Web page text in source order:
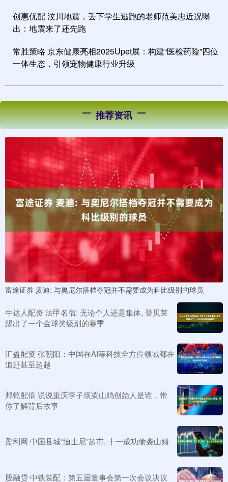
创惠优配 汶川地震，丢下学生逃跑的老师范美忠近况曝
出：地震来了还先跑
常胜策略 京东健康亮相2025Upet展：构建“医检药险”四位
一体生态，引领宠物健康行业升级
推荐资讯
富途证券 麦迪: 与奥尼尔搭档夺冠并不需要成为科比级别的球员
牛达人配资 法甲名宿: 无论个人还是集体, 登贝莱
踢出了一个金球奖级别的赛季
汇盈配资 张朝阳：中国在AI等科技全方位领域都在
追赶甚至超越
邦乾配倍 说说重庆李子坝梁山鸡创始人是谁，带
你了解背后故事
盈利网 中国县城“迪士尼”超市, 十一成功偷袭山姆
股融贷 中铁装配：第五届董事会第一次会议决议